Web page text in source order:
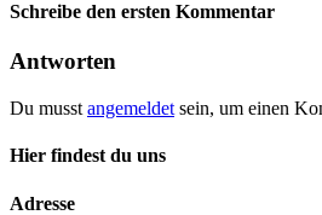
Schreibe den ersten Kommentar
Antworten
Du musst angemeldet sein, um einen
Hier findest du uns
Adresse